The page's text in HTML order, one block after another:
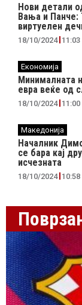
Нови детали
Вања и Панче:
виртуелен
18/10/2024 11:03
Економија
Минималната
евра веќе од
18/10/2024 11:00
Македонија
Началник
се бара кај
исчезната
18/10/2024 10:58